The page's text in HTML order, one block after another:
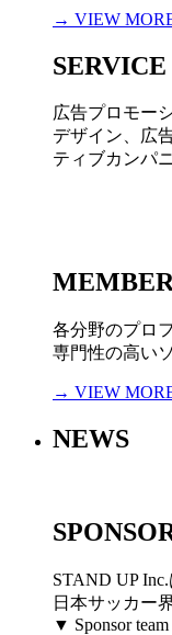
→ VIEW
SERVICE
広告プロモー
デザイン、広
ティブカンパ
各分野のプロ
専門性の高い
→ VIEW
NEWS
STAND UP Inc.
日本サッカー
▼ Sponsor team